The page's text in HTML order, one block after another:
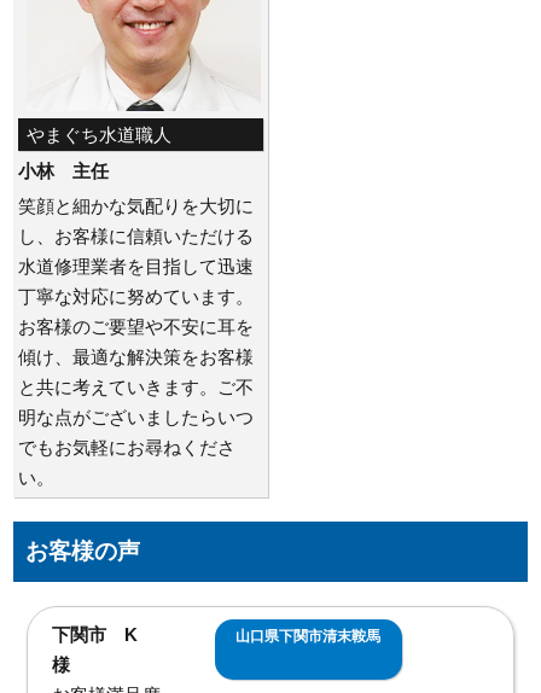
やまぐち水道職人
小林 主任
笑顔と細かな気配りを大切に
し、お客様に信頼いただける
水道修理業者を目指して迅速
丁寧な対応に努めています。
お客様のご要望や不安に耳を
傾け、最適な解決策をお客様
と共に考えていきます。ご不
明な点がございましたらいつ
でもお気軽にお尋ねくださ
い。
お客様の声
下関市 K
様
山口県下関市清末鞍馬